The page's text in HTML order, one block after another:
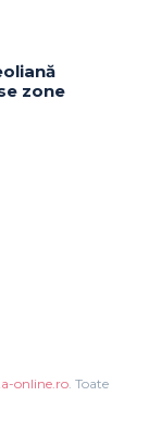
zone
online.ro. Toate